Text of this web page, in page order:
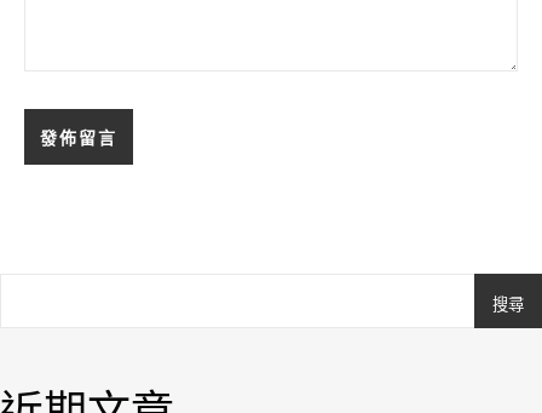
搜尋
Royal.